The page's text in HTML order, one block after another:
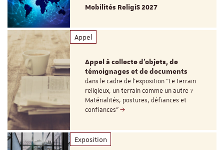
Mobilités ReligiS 2027
Appel
Appel à collecte d'objets, de
témoignages et de documents
dans le cadre de l'exposition "Le terrain
religieux, un terrain comme un autre ?
Matérialités, postures, défiances et
confiances"
Exposition